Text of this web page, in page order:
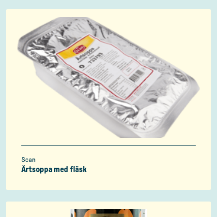
Scan
Ärtsoppa med fläsk